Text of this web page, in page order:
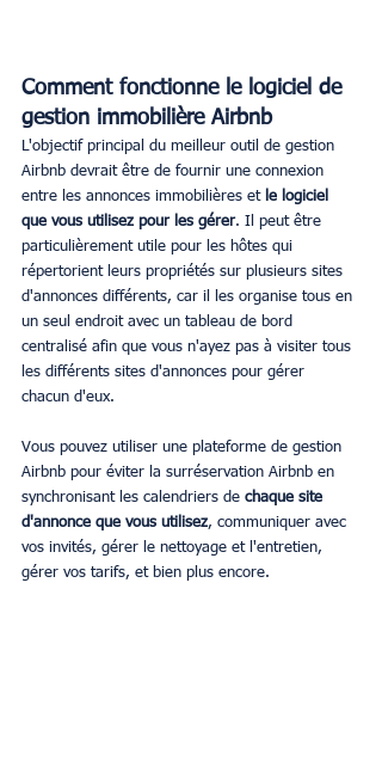
Comment fonctionne le logiciel de
gestion immobilière Airbnb
L'objectif principal du meilleur outil de gestion
Airbnb devrait être de fournir une connexion
entre les annonces immobilières et le logiciel
que vous utilisez pour les gérer. Il peut être
particulièrement utile pour les hôtes qui
répertorient leurs propriétés sur plusieurs sites
d'annonces différents, car il les organise tous en
un seul endroit avec un tableau de bord
centralisé afin que vous n'ayez pas à visiter tous
les différents sites d'annonces pour gérer
chacun d'eux.
Vous pouvez utiliser une plateforme de gestion
Airbnb pour éviter la surréservation Airbnb en
synchronisant les calendriers de chaque site
d'annonce que vous utilisez, communiquer avec
vos invités, gérer le nettoyage et l'entretien,
gérer vos tarifs, et bien plus encore.